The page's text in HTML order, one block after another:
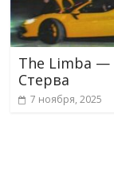
The Limba —
Стерва
7 ноября, 2025